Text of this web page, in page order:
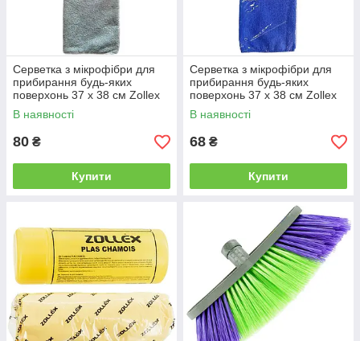
Серветка з мікрофібри для
прибирання будь-яких
поверхонь 37 x 38 см Zollex
ZP-0052 Сіра від Latinta
В наявності
80 ₴
Купити
Серветка з мікрофібри для
прибирання будь-яких
поверхонь 37 x 38 см Zollex
ZP-005 Синя від Latinta
В наявності
68 ₴
Купити